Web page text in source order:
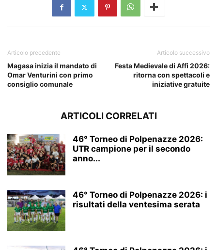
Articolo precedente
Magasa inizia il mandato di
Omar Venturini con primo
consiglio comunale
Articolo successivo
Festa Medievale di Affi 2026:
ritorna con spettacoli e
iniziative gratuite
ARTICOLI CORRELATI
46° Torneo di Polpenazze 2026:
UTR campione per il secondo
anno...
46° Torneo di Polpenazze 2026: i
risultati della ventesima serata